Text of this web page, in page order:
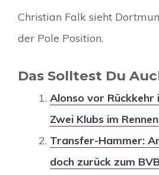
Christian Falk sieht
der Pole Position.
Das Solltest Du
Alonso vor Rückkehr
Zwei Klubs im Rennen
Transfer-Hammer:
doch zurück zum